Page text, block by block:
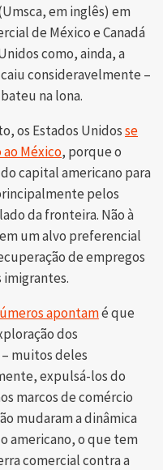
em inglês) em
de México e Canadá
como, ainda, a
consideravelmente –
na lona.
os Estados Unidosse
México, porque o
capital americano para
pelos
da fronteira. Não à
um alvo preferencial
de empregos
imigrantes.
apontamé que
dos
muitos deles
expulsá-los do
marcos de comércio
mudaram a dinâmica
americano, o que tem
comercial contra a